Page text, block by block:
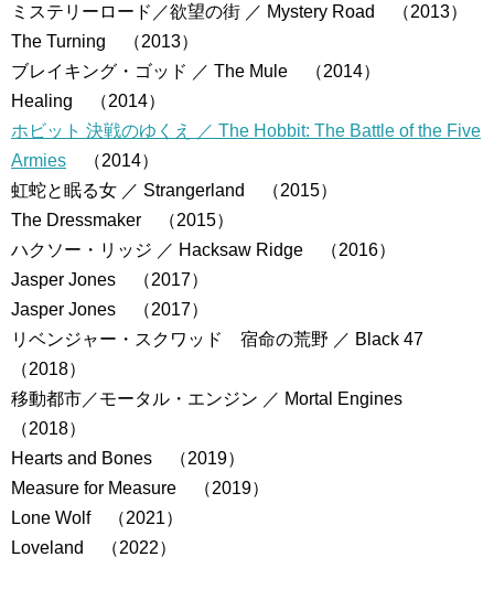
ミステリーロード／欲望の街 ／ Mystery Road （2013）
The Turning （2013）
ブレイキング・ゴッド ／ The Mule （2014）
Healing （2014）
ホビット 決戦のゆくえ ／ The Hobbit: The Battle of the Five
Armies （2014）
虹蛇と眠る女 ／ Strangerland （2015）
The Dressmaker （2015）
ハクソー・リッジ ／ Hacksaw Ridge （2016）
Jasper Jones （2017）
Jasper Jones （2017）
リベンジャー・スクワッド 宿命の荒野 ／ Black 47
（2018）
移動都市／モータル・エンジン ／ Mortal Engines
（2018）
Hearts and Bones （2019）
Measure for Measure （2019）
Lone Wolf （2021）
Loveland （2022）